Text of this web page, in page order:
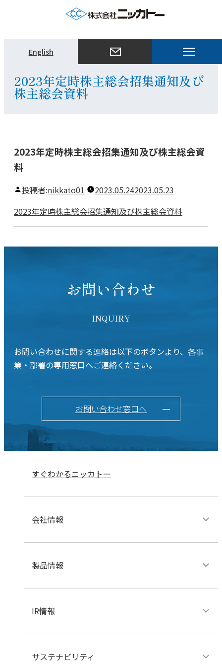
English
ュ
ー
2023年定時株主総会招集通知及び
株主総会資料
2023年定時株主総会招集通知及び株主総会資
料
投稿者:nikkato01 2023.05.242023.05.23
2023年定時株主総会招集通知及び株主総会資料
お問い合わせ
INQUIRY
お問い合わせに関する連絡は以下のボタンより、各事
業・部署の専用窓口へご連絡ください。
お問い合わせ窓口へ
すぐわかるニッカトー
会社情報
製品情報
IR情報
サステナビリティ